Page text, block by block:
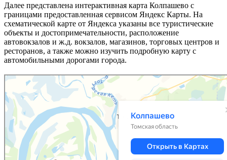
Далее представлена интерактивная карта Колпашево с
границами предоставленная сервисом Яндекс Карты. На
схематической карте от Яндекса указаны все туристические
объекты и достопримечательности, расположение
автовокзалов и ж.д. вокзалов, магазинов, торговых центров и
ресторанов, а также можно изучить подробную карту с
автомобильными дорогами города.